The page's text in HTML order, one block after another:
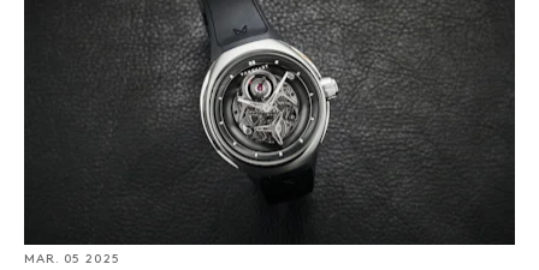
MAR. 05 2025